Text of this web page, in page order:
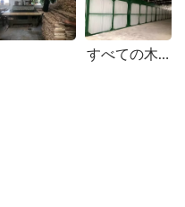
すべての木材はオーブンで乾燥させる必要があります。